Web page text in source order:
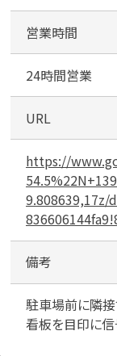
営業時間
24時間営業
URL
https://
9.808639,17z/
備考
駐車場前に隣接
看板を目印に信